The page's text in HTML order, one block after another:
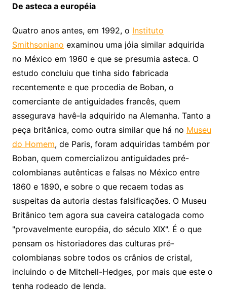
De asteca a européia
Quatro anos antes, em 1992, o Instituto
Smithsoniano examinou uma jóia similar adquirida
no México em 1960 e que se presumia asteca. O
estudo concluiu que tinha sido fabricada
recentemente e que procedia de Boban, o
comerciante de antiguidades francês, quem
assegurava havê-la adquirido na Alemanha. Tanto a
peça britânica, como outra similar que há no Museu
do Homem, de Paris, foram adquiridas também por
Boban, quem comercializou antiguidades pré-
colombianas autênticas e falsas no México entre
1860 e 1890, e sobre o que recaem todas as
suspeitas da autoria destas falsificações. O Museu
Britânico tem agora sua caveira catalogada como
"provavelmente européia, do século XIX". É o que
pensam os historiadores das culturas pré-
colombianas sobre todos os crânios de cristal,
incluindo o de Mitchell-Hedges, por mais que este o
tenha rodeado de lenda.